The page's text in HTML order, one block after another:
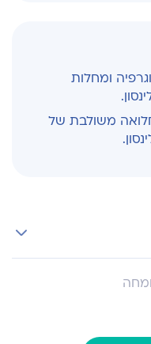
ומחלות
משולבת של
במחלקה.